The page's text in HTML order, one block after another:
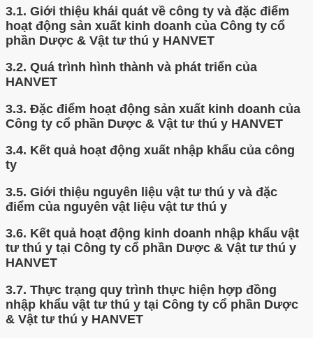
3.1. Giới thiệu khái quát về công ty và đặc điểm
hoạt động sản xuất kinh doanh của Công ty cổ
phần Dược & Vật tư thú y HANVET
3.2. Quá trình hình thành và phát triển của
HANVET
3.3. Đặc điểm hoạt động sản xuất kinh doanh của
Công ty cổ phần Dược & Vật tư thú y HANVET
3.4. Kết quả hoạt động xuất nhập khẩu của công
ty
3.5. Giới thiệu nguyên liệu vật tư thú y và đặc
điểm của nguyên vật liệu vật tư thú y
3.6. Kết quả hoạt động kinh doanh nhập khẩu vật
tư thú y tại Công ty cổ phần Dược & Vật tư thú y
HANVET
3.7. Thực trạng quy trình thực hiện hợp đồng
nhập khẩu vật tư thú y tại Công ty cổ phần Dược
& Vật tư thú y HANVET